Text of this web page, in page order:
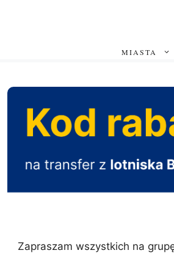
MIASTA
Zapraszam wszystkich na